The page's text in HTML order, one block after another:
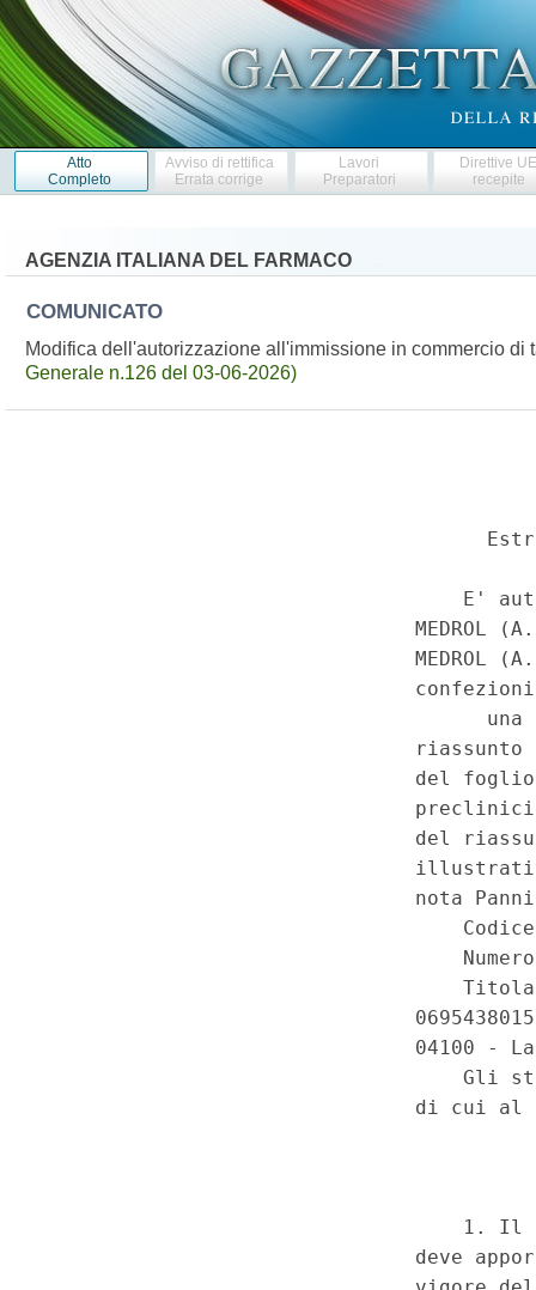
Atto
Completo
Avviso di rettifica
Errata corrige
Lavori
Preparatori
Direttive
recepite
AGENZIA ITALIANA DEL FARMACO
COMUNICATO
Modifica dell'autorizzazione all'immissione in commercio
Generale n.126 del 03-06-2026)